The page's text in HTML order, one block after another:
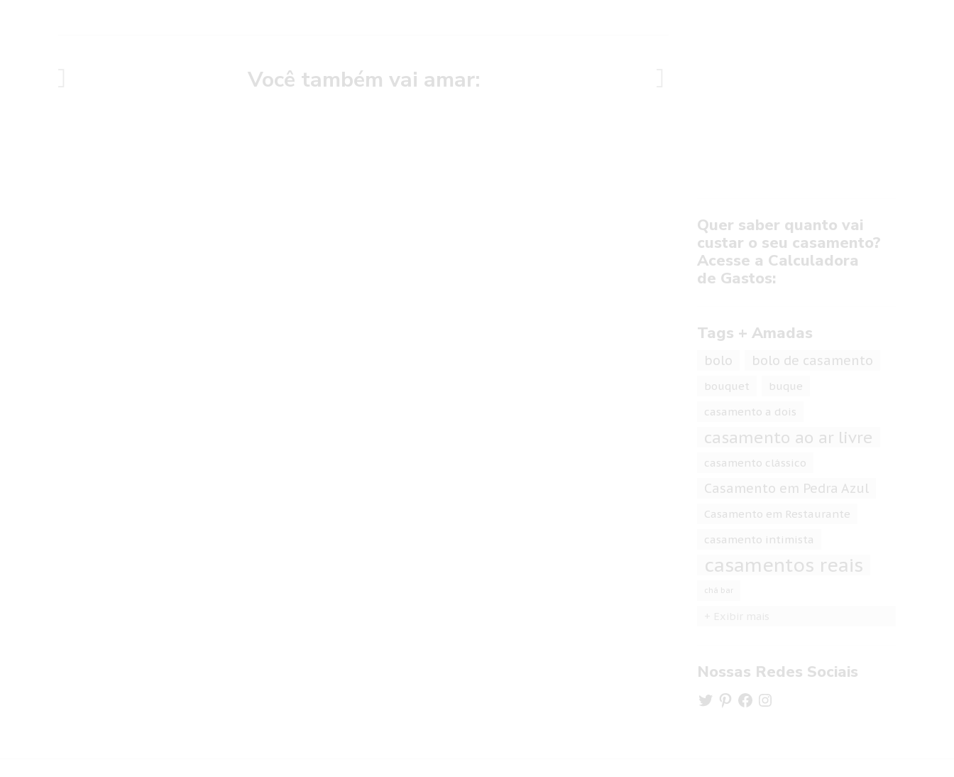
Você também vai amar:
Quer saber quanto vai
custar o seu casamento?
Acesse a Calculadora
de Gastos:
Tags + Amadas
bolo bolo de casamento
bouquet
buque
casamento a dois
casamento ao ar livre
casamento clássico
Casamento em Pedra Azul
Casamento em Restaurante
casamento intimista
casamentos reais
chá bar
Nossas Redes Sociais